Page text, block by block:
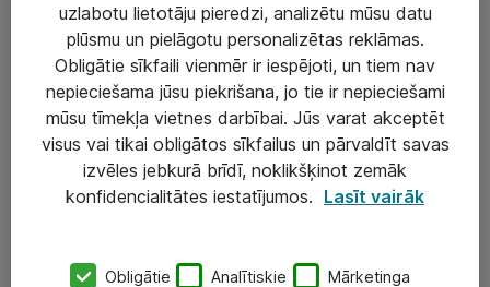
Risinājumi & Pakalpojumi
IT serviss un atbalsts
IT infrastruktūra
Darba vietu IT risinājumi
Serveri un datu centri
SIA „ATEA”
uzlabotu lietotāju pieredzi, analizētu mūsu datu
plūsmu un pielāgotu personalizētas reklāmas.
Obligātie sīkfaili vienmēr ir iespējoti, un tiem nav
nepieciešama jūsu piekrišana, jo tie ir nepieciešami
mūsu tīmekļa vietnes darbībai. Jūs varat akceptēt
visus vai tikai obligātos sīkfailus un pārvaldīt savas
izvēles jebkurā brīdī, noklikšķinot zemāk
konfidencialitātes iestatījumos. Lasīt vairāk
Obligātie Analītiskie Mārketinga